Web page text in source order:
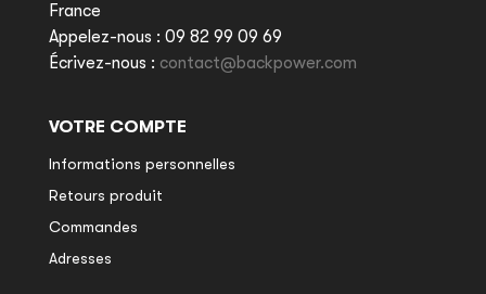
France
Appelez-nous : 09 82 99 09 69
Écrivez-nous : contact@backpower.com
VOTRE COMPTE
Informations personnelles
Retours produit
Commandes
Adresses